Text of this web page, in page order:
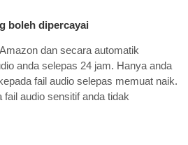
boleh dipercayai
dan secara automatik
anda selepas 24 jam. Hanya anda
fail audio selepas memuat naik.
audio sensitif anda tidak